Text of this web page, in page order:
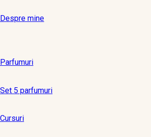
Despre mine
Parfumuri
Set 5 parfumuri
Cursuri